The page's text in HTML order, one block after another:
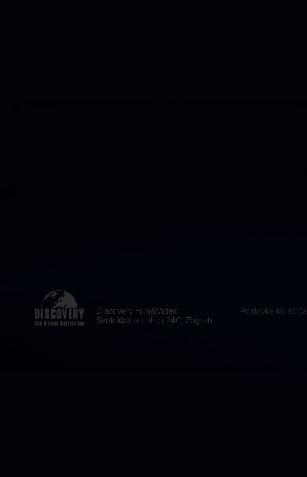
Discovery Film&Video
Svetoklarska ulica 24C, Zagreb
Postavke kolačića